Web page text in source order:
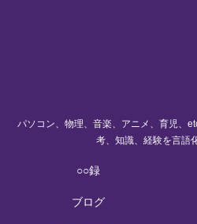
パソコン、物理、音楽、アニメ、育児、
考、知識、経験を言語
○○録
ブログ